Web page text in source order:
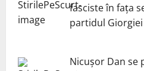
fasciste în fața
partidul
Nicuşor Dan se